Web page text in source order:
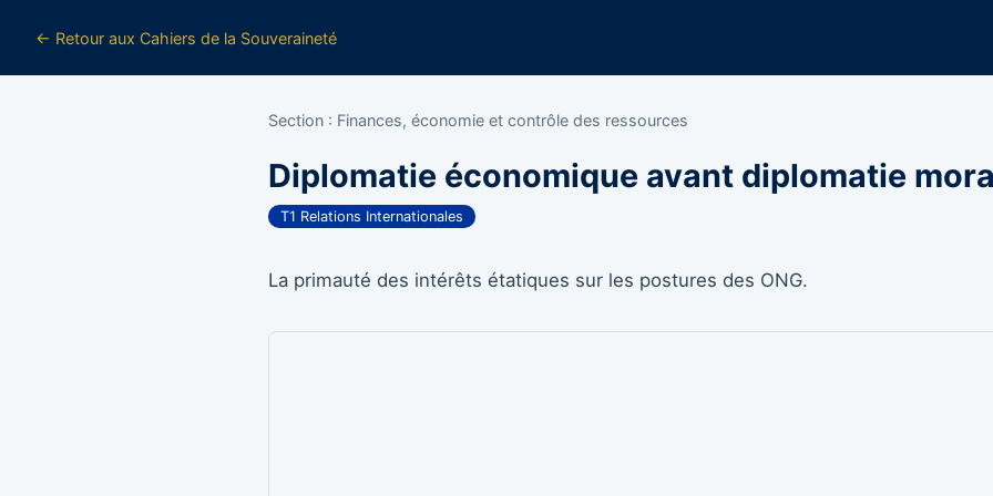
← Retour aux Cahiers de la Souveraineté
Section : Finances, économie et contrôle des ressources
Diplomatie économique avant diplomatie
T1 Relations Internationales
La primauté des intérêts étatiques sur les postures des ONG.